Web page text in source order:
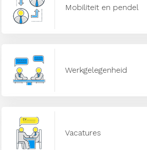
Mobiliteit en pendel
Werkgelegenheid
Vacatures